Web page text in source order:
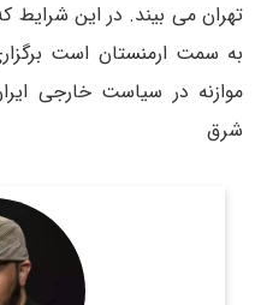
تهران می بیند. در این شرایط
به سمت ارمنستان است
موازنه در سیاست خارجی
شرق
روزنامه نگار و کارشناس
تحریریه